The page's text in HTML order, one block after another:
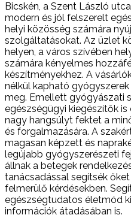
Bicskén, a Szent László
modern és jól felszerelt
helyi közösség számára
szolgáltatásokat. Az üzlet
helyen, a város szívében
számára kényelmes
készítményekhez. A
nélkül kapható
meg. Emellett gyógyászati
egészségügyi kiegészítők
nagy hangsúlyt fektet a
és forgalmazására. A
magasan képzett és
legújabb gyógyszerészeti
állnak a betegek
tanácsadással segítsék
felmerülő kérdésekben.
egészségtudatos életmód
információk átadásában is.